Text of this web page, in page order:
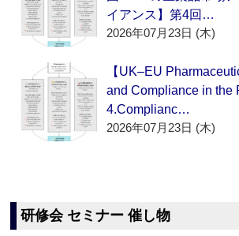
イアンス】第4回…
2026年07月23日 (木)
【UK–EU
and Compliance in the
4.Complianc…
2026年07月23日 (木)
研修会 セミナー 催し物